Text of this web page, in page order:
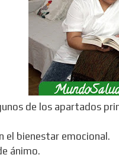
de los apartados
el bienestar emocional.
ánimo.